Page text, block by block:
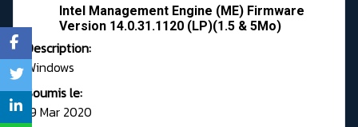
Intel Management Engine (ME) Firmware
Version 14.0.31.1120 (LP)(1.5 & 5Mo)
Description:
Windows
Soumis le:
19 Mar 2020